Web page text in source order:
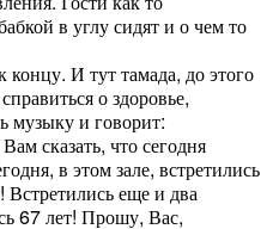
в углу сидят и о чем то
И тут тамада, до этого
о здоровье,
музыку и говорит:
сказать, что сегодня
в этом зале, встретились
еще и два
67 лет! Прошу, Вас,